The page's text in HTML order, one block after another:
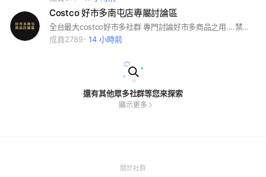
Costco 好市多南屯店專屬討論區
全台最大costco好市多社群 專門討論好市多商品之用....禁止分購、代購、團購、割愛文任何一切交易 。#好市多北投 #好市多內湖 #好市多新莊 #好市多汐止 #好市多中和 #好市多桃園南崁 #好市多桃園中壢 #好市多新竹 #好市多北台中 #好市多南屯 #好市多嘉義 #好市多台南 #好市多大順 （北高雄） #好市多中華（高雄）#好市多黑鑽卡 #costco
成員2789
14 小時前
還有其他眾多社群等您來探索
顯示更多
關於社群(Open